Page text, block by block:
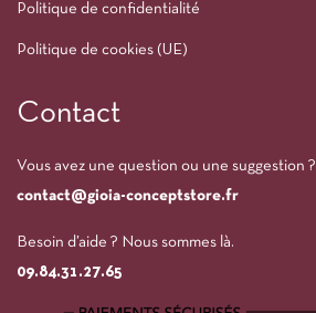
Politique de confidentialité
Politique de cookies (UE)
Contact
Vous avez une question ou une suggestion ?
contact@gioia-conceptstore.fr
Besoin d’aide ? Nous sommes là.
09.84.31.27.65